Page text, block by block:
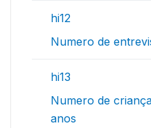
hi12
Numero de
hi13
Numero de
anos